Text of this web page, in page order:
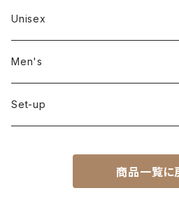
Outer
Unisex
Men's
Set-up
商品一覧に